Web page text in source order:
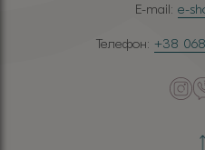
E-mail: e-
Телефон: +38